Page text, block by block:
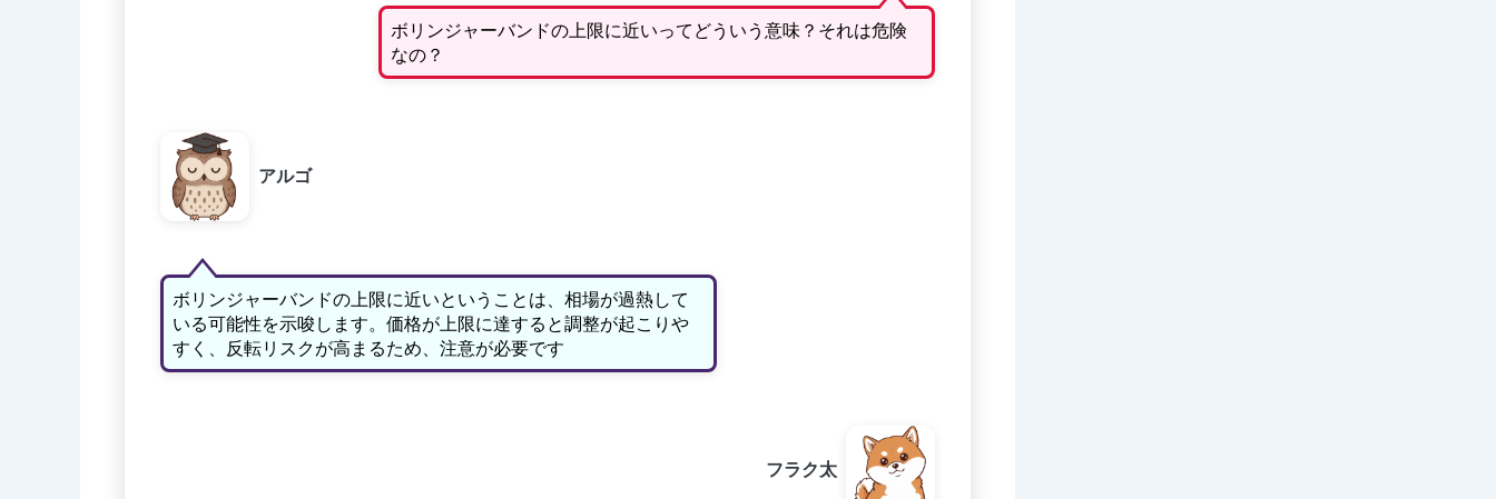
ボリンジャーバンドの上限に近いってどういう意味？それは危険
なの？
アルゴ
ボリンジャーバンドの上限に近いということは、相場が過熱して
いる可能性を示唆します。価格が上限に達すると調整が起こりや
すく、反転リスクが高まるため、注意が必要です
フラク太